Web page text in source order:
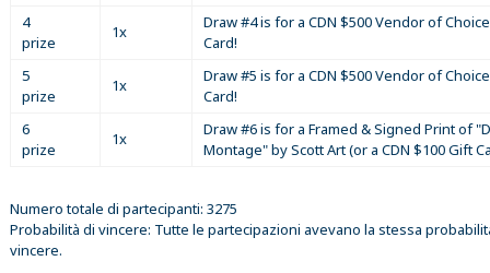
4
prize
1x
Draw #4 is for a CDN $500 Vendor of
Card!
5
prize
1x
Draw #5 is for a CDN $500 Vendor of
Card!
6
prize
1x
Draw #6 is for a Framed & Signed Print of
Montage" by Scott Art (or a CDN $100 Gift
Numero totale di partecipanti: 3275
Probabilità di vincere: Tutte le partecipazioni avevano la stessa
vincere.